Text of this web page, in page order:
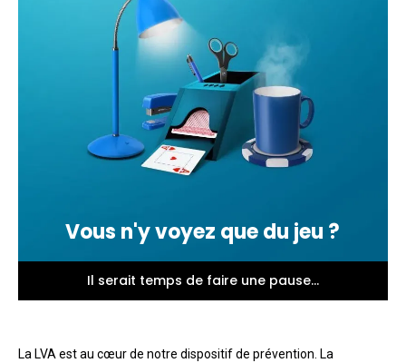
Vous n'y voyez que du jeu ?
Il serait temps de faire une pause...
La LVA est au cœur de notre dispositif de prévention. La